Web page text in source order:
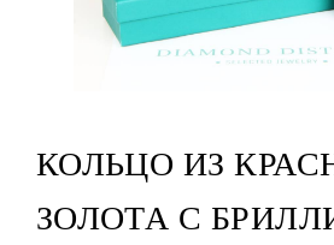
КОЛЬЦО ИЗ
ЗОЛОТА С